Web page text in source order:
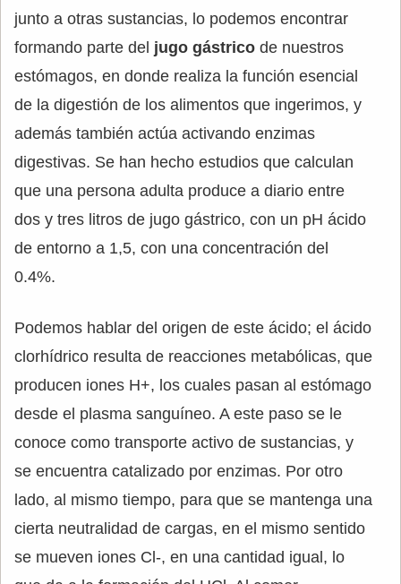
junto a otras sustancias, lo podemos encontrar
formando parte del jugo gástrico de nuestros
estómagos, en donde realiza la función esencial
de la digestión de los alimentos que ingerimos, y
además también actúa activando enzimas
digestivas. Se han hecho estudios que calculan
que una persona adulta produce a diario entre
dos y tres litros de jugo gástrico, con un pH ácido
de entorno a 1,5, con una concentración del
0.4%.
Podemos hablar del origen de este ácido; el ácido
clorhídrico resulta de reacciones metabólicas, que
producen iones H+, los cuales pasan al estómago
desde el plasma sanguíneo. A este paso se le
conoce como transporte activo de sustancias, y
se encuentra catalizado por enzimas. Por otro
lado, al mismo tiempo, para que se mantenga una
cierta neutralidad de cargas, en el mismo sentido
se mueven iones Cl-, en una cantidad igual, lo